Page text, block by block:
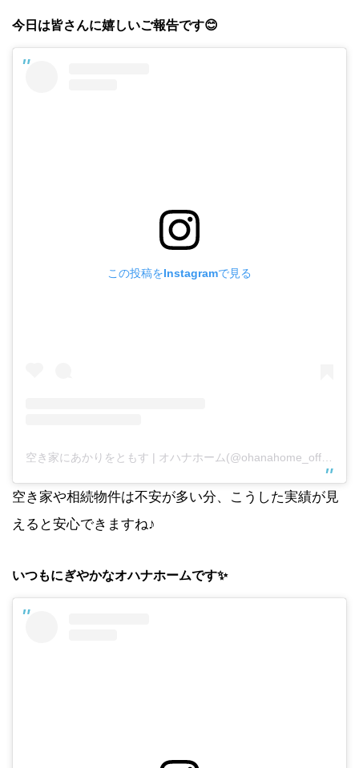
今日は皆さんに嬉しいご報告です😊
この投稿をInstagramで見る
空き家にあかりをともす | オハナホーム(@ohanahome_official)がシェアした投稿
空き家や相続物件は不安が多い分、こうした実績が見
えると安心できますね♪
いつもにぎやかなオハナホームです✨